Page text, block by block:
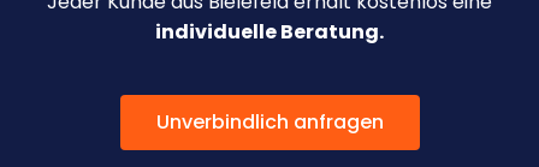
individuelle Beratung.
Unverbindlich anfragen